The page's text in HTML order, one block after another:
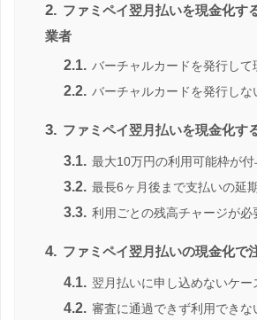
2. ファミペイ翌月払いを現金化す
業者
2.1. バーチャルカードを発行して
2.2. バーチャルカードを発行しな
3. ファミペイ翌月払いを現金化す
3.1. 最大10万円の利用可能枠が付
3.2. 最長6ヶ月後まで支払いの延
3.3. 利用ごとの残高チャージが必
4. ファミペイ翌月払いの現金化で
4.1. 翌月払いに申し込めないケー
4.2. 審査に通過できず利用できな